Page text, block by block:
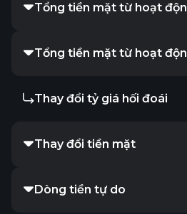
Tổng tiền mặt từ hoạt
Tổng tiền mặt từ hoạt
Thay đổi tỷ giá hối đoái
Thay đổi tiền mặt
Dòng tiền tự do